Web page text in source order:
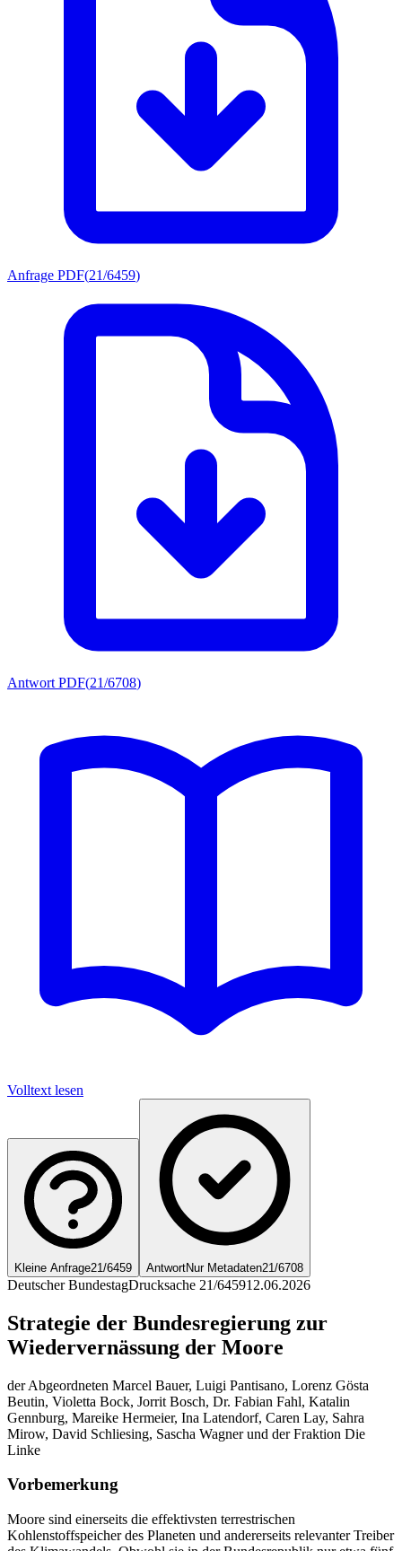
Anfrage PDF(21/6459)
Antwort PDF(21/6708)
Volltext lesen
Kleine Anfrage21/6459 AntwortNur Metadaten21/6708
Deutscher BundestagDrucksache 21/645912.06.2026
Strategie der Bundesregierung zur
Wiedervernässung der Moore
der Abgeordneten Marcel Bauer, Luigi Pantisano, Lorenz Gösta
Beutin, Violetta Bock, Jorrit Bosch, Dr. Fabian Fahl, Katalin
Gennburg, Mareike Hermeier, Ina Latendorf, Caren Lay, Sahra
Mirow, David Schliesing, Sascha Wagner und der Fraktion Die
Linke
Vorbemerkung
Moore sind einerseits die effektivsten terrestrischen
Kohlenstoffspeicher des Planeten und andererseits relevanter Treiber